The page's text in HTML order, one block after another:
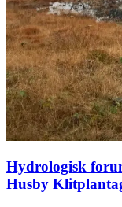
Hydrologisk
Husby